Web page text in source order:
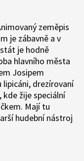
zeměpis
je zábavně a v
je hodně
hlavního města
Josipem
lipicáni, drezírovaní
žije speciální
Mají tu
hudební nástroj